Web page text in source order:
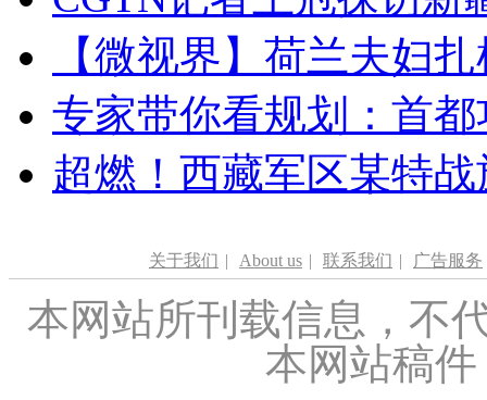
【微视界】荷兰夫妇
专家带你看规划：首
超燃！西藏军区某特
关于我们 | About us | 联系我们 | 广告服务
本网站所刊载信息，不
本网站稿